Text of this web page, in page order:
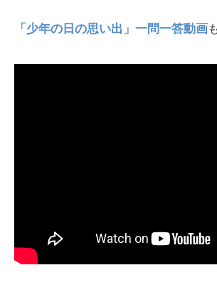
「少年の日の思い出」一問一答動画